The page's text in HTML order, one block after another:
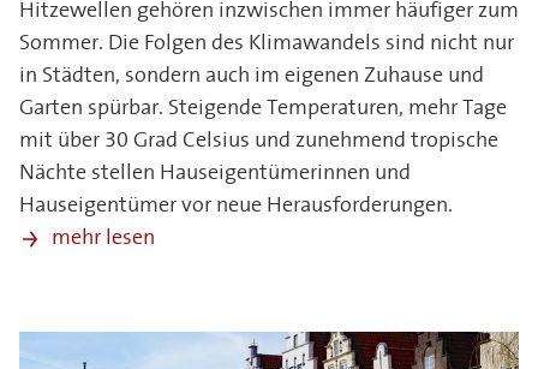
Hitzewellen gehören inzwischen immer häufiger zum
Sommer. Die Folgen des Klimawandels sind nicht nur
in Städten, sondern auch im eigenen Zuhause und
Garten spürbar. Steigende Temperaturen, mehr Tage
mit über 30 Grad Celsius und zunehmend tropische
Nächte stellen Hauseigentümerinnen und
Hauseigentümer vor neue Herausforderungen.
mehr lesen